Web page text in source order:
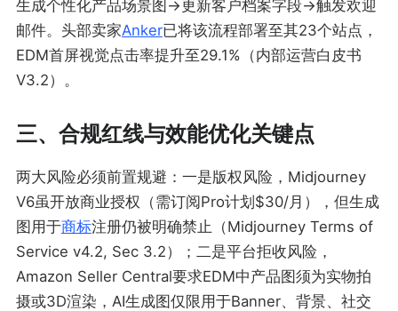
生成个性化产品场景图→更新客户档案字段→触发欢迎
邮件。头部卖家Anker已将该流程部署至其23个站点，
EDM首屏视觉点击率提升至29.1%（内部运营白皮书
V3.2）。
三、合规红线与效能优化关键点
两大风险必须前置规避：一是版权风险，Midjourney
V6虽开放商业授权（需订阅Pro计划$30/月），但生成
图用于商标注册仍被明确禁止（Midjourney Terms of
Service v4.2, Sec 3.2）；二是平台拒收风险，
Amazon Seller Central要求EDM中产品图须为实物拍
摄或3D渲染，AI生成图仅限用于Banner、背景、社交